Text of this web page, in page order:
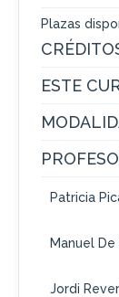
Plazas
ESTE
Patricia
Manuel
Jordi